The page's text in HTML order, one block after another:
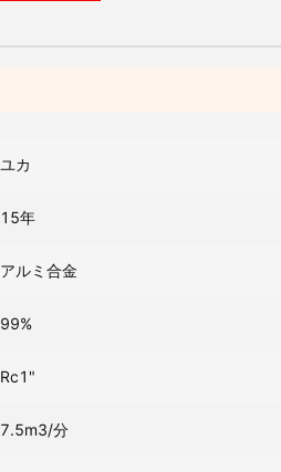
ユカ
15年
アルミ合金
99%
Rc1"
7.5m3/分